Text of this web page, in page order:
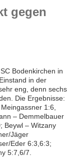
gegen
Bodenkirchen in
in der
eng, denn sechs
Die Ergebnisse:
1:6,
– Demmelbauer
Beywl – Witzany
Jäger
Eder 6:3,6:3;
5:7,6/7.